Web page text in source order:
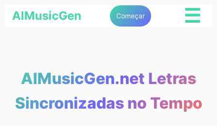
AIMusicGen Começar ☰
AIMusicGen.net Letras
Sincronizadas no Tempo